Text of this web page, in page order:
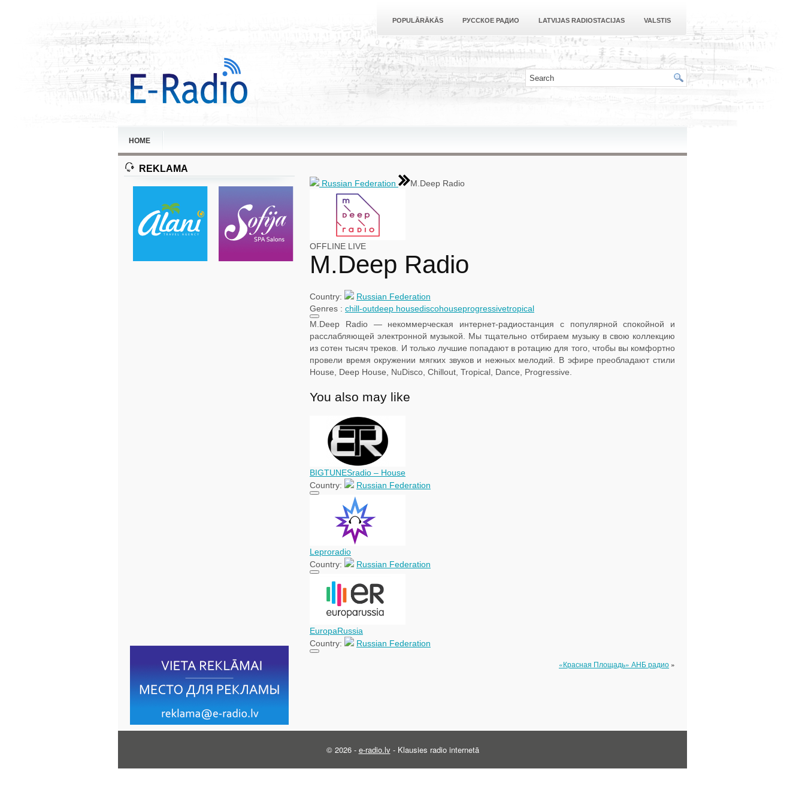
POPULĀRĀKĀS РУССКОЕ РАДИО LATVIJAS RADIOSTACIJAS VALSTIS
HOME
REKLAMA
Russian Federation M.Deep Radio
OFFLINE LIVE
M.Deep Radio
Country:
Russian Federation
Genres : chill-outdeep housediscohouseprogressivetropical
M.Deep Radio — некоммерческая интернет-радиостанция с популярной спокойной и
расслабляющей электронной музыкой. Мы тщательно отбираем музыку в свою коллекцию
из сотен тысяч треков. И только лучшие попадают в ротацию для того, чтобы вы комфортно
провели время окружении мягких звуков и нежных мелодий. В эфире преобладают стили
House, Deep House, NuDisco, Chillout, Tropical, Dance, Progressive.
You also may like
BIGTUNESradio – House
Country:
Russian Federation
Leproradio
Country:
Russian Federation
EuropaRussia
Country:
Russian Federation
«Красная Площадь» АНБ радио »
© 2026 - e-radio.lv - Klausies radio internetā